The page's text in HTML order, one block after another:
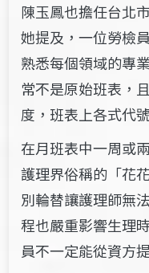
陳玉鳳也擔任台北
她提及，一位勞檢
熟悉每個領域的專
常不是原始班表，
度，班表上各式代
在月班表中一周或
護理界俗稱的「花
別輪替讓護理師無
程也嚴重影響生理
員不一定能從資方